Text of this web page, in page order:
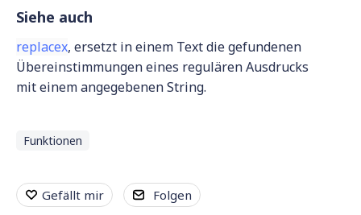
Siehe auch
replacex, ersetzt in einem Text die gefundenen
Übereinstimmungen eines regulären Ausdrucks
mit einem angegebenen String.
Funktionen
Gefällt mir Folgen